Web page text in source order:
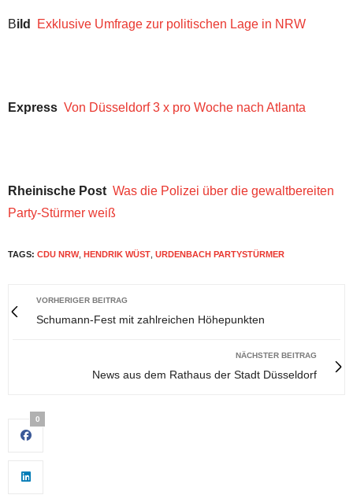
Bild Exklusive Umfrage zur politischen Lage in NRW
Express Von Düsseldorf 3 x pro Woche nach Atlanta
Rheinische Post Was die Polizei über die gewaltbereiten
Party-Stürmer weiß
TAGS: CDU NRW, HENDRIK WÜST URDENBACH PARTYSTÜRMER
VORHERIGER BEITRAG
Schumann-Fest mit zahlreichen Höhepunkten
NÄCHSTER BEITRAG
News aus dem Rathaus der Stadt Düsseldorf
0